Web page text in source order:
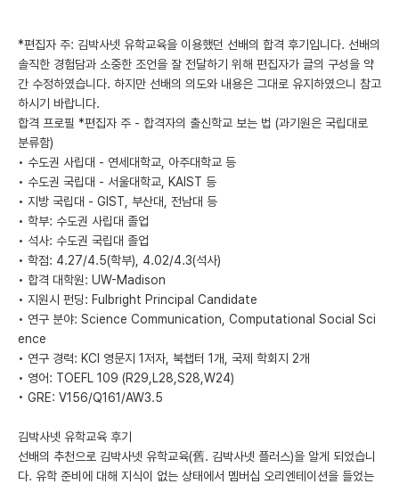
이벤트
오픈카톡
이벤트
반도체 아카데미
재팬라운지 🌸
*편집자 주: 김박사넷 유학교육을 이용했던 선배의 합격 후기입니다. 선배의
솔직한 경험담과 소중한 조언을 잘 전달하기 위해 편집자가 글의 구성을 약
간 수정하였습니다. 하지만 선배의 의도와 내용은 그대로 유지하였으니 참고
하시기 바랍니다.
합격 프로필 *편집자 주 - 합격자의 출신학교 보는 법 (과기원은 국립대로
분류함)
• 수도권 사립대 - 연세대학교, 아주대학교 등
• 수도권 국립대 - 서울대학교, KAIST 등
• 지방 국립대 - GIST, 부산대, 전남대 등
• 학부: 수도권 사립대 졸업
• 석사: 수도권 국립대 졸업
• 학점: 4.27/4.5(학부), 4.02/4.3(석사)
• 합격 대학원: UW-Madison
• 지원시 펀딩: Fulbright Principal Candidate
• 연구 분야: Science Communication, Computational Social Sci
ence
• 연구 경력: KCI 영문지 1저자, 북챕터 1개, 국제 학회지 2개
• 영어: TOEFL 109 (R29,L28,S28,W24)
• GRE: V156/Q161/AW3.5
김박사넷 유학교육 후기
선배의 추천으로 김박사넷 유학교육(舊. 김박사넷 플러스)을 알게 되었습니
다. 유학 준비에 대해 지식이 없는 상태에서 멤버십 오리엔테이션을 들었는